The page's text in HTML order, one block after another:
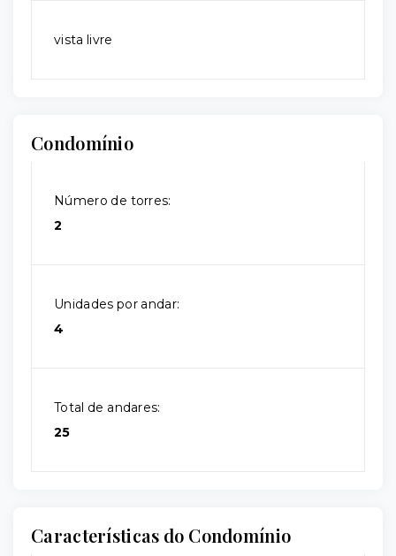
vista livre
Condomínio
Número de torres:
2
Unidades por andar:
4
Total de andares:
25
Características do Condomínio